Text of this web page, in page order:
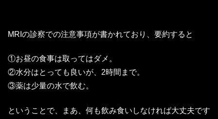
MRIの診察での注意事項が書かれており、要約すると
①お昼の食事は取ってはダメ。
②水分はとっても良いが、2時間まで。
③薬は少量の水で飲む。
ということで、まあ、何も飲み食いしなければ大丈夫です